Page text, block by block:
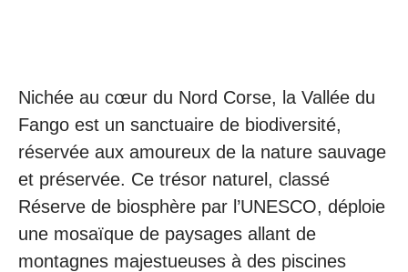
Nichée au cœur du Nord Corse, la Vallée du
Fango est un sanctuaire de biodiversité,
réservée aux amoureux de la nature sauvage
et préservée. Ce trésor naturel, classé
Réserve de biosphère par l’UNESCO, déploie
une mosaïque de paysages allant de
montagnes majestueuses à des piscines